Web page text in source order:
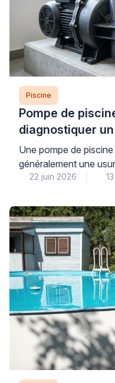
Piscine
Pompe de
diagnostiquer
défaut
Une pompe de
généralement une
souvent au niveau
l’ensemble du
fréquente après
nécessite un
détérioration
22 juin 2026